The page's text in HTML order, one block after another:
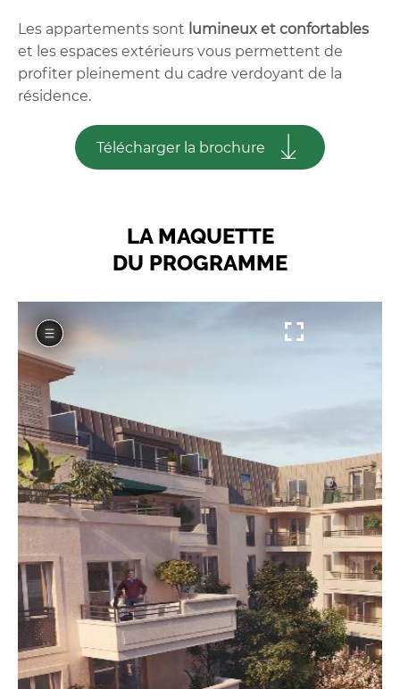
Les appartements sont lumineux et confortables
et les espaces extérieurs vous permettent de
profiter pleinement du cadre verdoyant de la
résidence.
Télécharger la brochure
LA MAQUETTE
DU PROGRAMME